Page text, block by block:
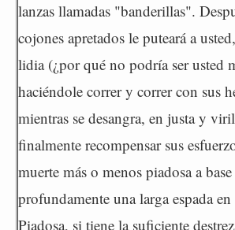
lanzas llamadas "banderillas".
cojones apretados le puteará a
lidia (¿por qué no podría ser usted
haciéndole correr y correr con sus
mientras se desangra, en justa y
finalmente recompensar sus
muerte más o menos piadosa a
profundamente una larga espada
Piadosa, si tiene la suficiente